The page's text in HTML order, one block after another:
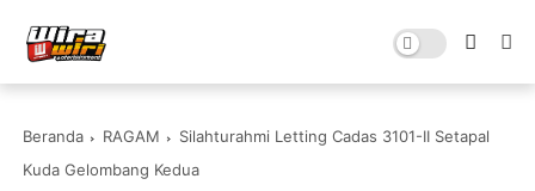
Beranda RAGAM
Silahturahmi Letting Cadas 3101-II Setapal
Kuda Gelombang Kedua